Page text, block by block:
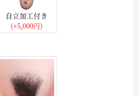
自立加工付き
(+5,000円)